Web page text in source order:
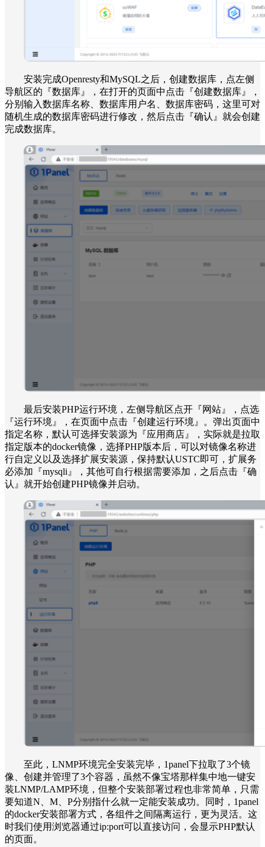
安装完成Openresty和MySQL之后，创建数据库，点左侧
导航区的『数据库』，在打开的页面中点击『创建数据库』，
分别输入数据库名称、数据库用户名、数据库密码，这里可对
随机生成的数据库密码进行修改，然后点击『确认』就会创建
完成数据库。
最后安装PHP运行环境，左侧导航区点开『网站』，点选
『运行环境』，在页面中点击『创建运行环境』。弹出页面中
指定名称，默认可选择安装源为『应用商店』，实际就是拉取
指定版本的docker镜像，选择PHP版本后，可以对镜像名称进
行自定义以及选择扩展安装源，保持默认USTC即可，扩展务
必添加『mysqli』，其他可自行根据需要添加，之后点击『确
认』就开始创建PHP镜像并启动。
至此，LNMP环境完全安装完毕，1panel下拉取了3个镜
像、创建并管理了3个容器，虽然不像宝塔那样集中地一键安
装LNMP/LAMP环境，但整个安装部署过程也非常简单，只需
要知道N、M、P分别指什么就一定能安装成功。同时，1panel
的docker安装部署方式，各组件之间隔离运行，更为灵活。这
时我们使用浏览器通过ip:port可以直接访问，会显示PHP默认
的页面。